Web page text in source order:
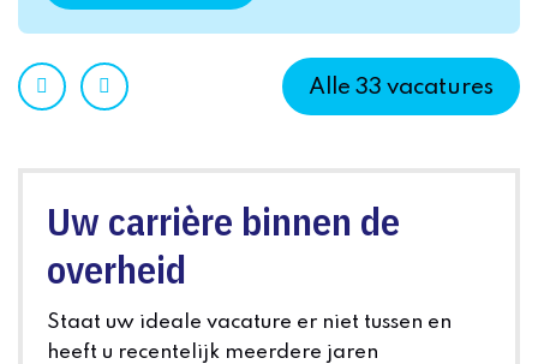
Prev Next Alle 33 vacatures
Uw carrière binnen de
overheid
Staat uw ideale vacature er niet tussen en
heeft u recentelijk meerdere jaren